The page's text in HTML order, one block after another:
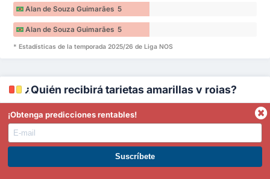
Alan de Souza Guimarães 5
Alan de Souza Guimarães 5
* Estadísticas de la temporada 2025/26 de Liga NOS
¿Quién recibirá tarjetas amarillas y rojas?
Tarjetas Recibidas
ÚNETE A PREMIUM. GANA AHORA.
¡Obtenga predicciones rentables!